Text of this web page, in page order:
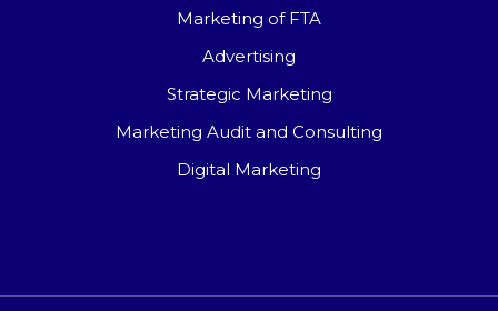
Marketing of FTA
Advertising
Strategic Marketing
Marketing Audit and Consulting
Digital Marketing